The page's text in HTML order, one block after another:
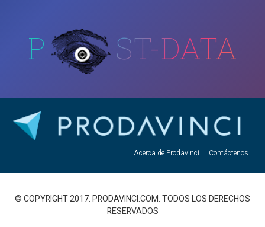
P ST-DATA
Acerca de Prodavinci Contáctenos
© COPYRIGHT 2017. PRODAVINCI.COM. TODOS LOS DERECHOS
RESERVADOS